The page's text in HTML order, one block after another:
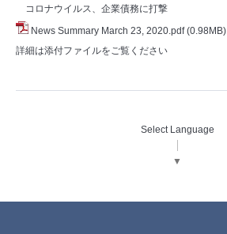
コロナウイルス、企業債務に打撃
News Summary March 23, 2020.pdf (0.98MB)
詳細は添付ファイルをご覧ください
Select Language
▼